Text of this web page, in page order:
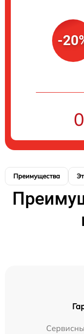
-
Преимущества